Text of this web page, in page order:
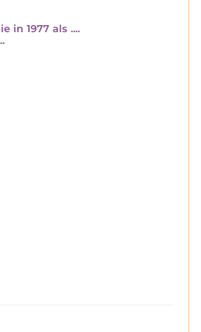
in 1977 als ....